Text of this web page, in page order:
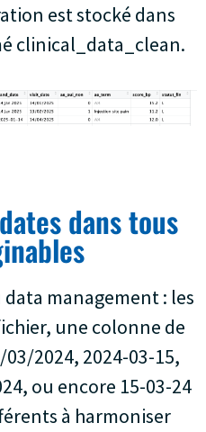
est stocké dans
clinical_data_clean.
dans tous
management : les
une colonne de
2024, 2024-03-15,
ou encore 15-03-24
à harmoniser